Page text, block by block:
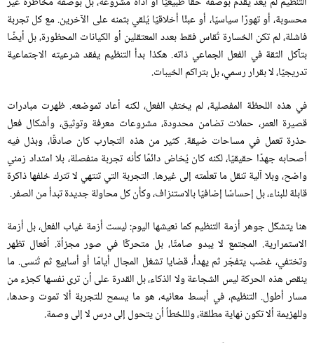
محسوبة، أو تهورًا سياسيًا، أو عبئًا أخلاقيًا يُلقي بثمنه على الآخرين.مع كل تجربة
فاشلة، لم تكن الخسارة تُقاس فقط بعدد المعتقلين أو الكيانات المحظورة، بل أيضًا
بتآكل الثقة في الفعل الجماعي ذاته. هكذا بدأ التنظيم يفقد شرعيته الاجتماعية
تدريجيًا، لا بقرار رسمي، بل بتراكم الخيبات.
في هذه اللحظة المفصلية، لم يختفِ الفعل، لكنه أعاد تموضعه. ظهرت مبادرات
قصيرة العمر، حملات تضامن محدودة، مشروعات معرفة وتوثيق، وأشكال فعل
حذرة تعمل في مساحات ضيقة. كثير من هذه التجارب كان صادقًا، وبذل فيه
أصحابه جهدًا حقيقيًا، لكنه كان يُخاض دائمًا كأنه تجربة منفصلة، بلا امتداد زمني
واضح، وبلا آلية تنقل ما تعلّمته إلى غيرها. التجربة التي تنتهي لا تترك خلفها ذاكرة
قابلة للبناء، بل إحساسًا إضافيًا بالاستنزاف، وكأن كل محاولة جديدة تبدأ من الصفر.
هنا يتشكّل جوهر أزمة التنظيم كما نعيشها اليوم:ليست أزمة غياب الفعل، بل أزمة
الاستمرارية. المجتمع لا يبدو صامتًا، بل متحركًا في صور مجزأة. أفعال تظهر
وتختفي، غضب يتفجّر ثم يهدأ، قضايا تشغل المجال أيامًا أو أسابيع ثم تُنسى. ما
ينقص هذه الحركة ليس الشجاعة ولا الذكاء، بل القدرة على أن ترى نفسها كجزء من
مسار أطول. التنظيم، في أبسط معانيه، هو ما يسمح للتجربة ألا تموت وحدها،
وللهزيمة ألا تكون نهاية مطلقة، ولللخطأ أن يتحول إلى درس لا إلى وصمة.